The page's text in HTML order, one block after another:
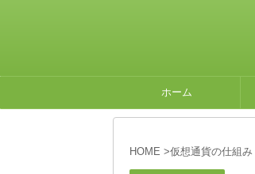
ホーム
HOME >仮想通貨の仕組み